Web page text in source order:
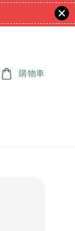
購物車